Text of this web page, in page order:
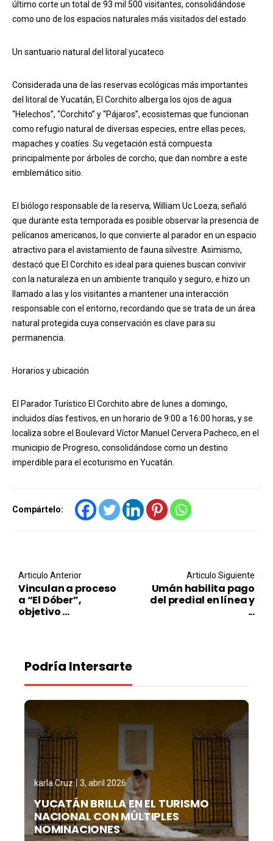
último corte un total de 93 mil 500 visitantes, consolidándose
como uno de los espacios naturales más visitados del estado.
Un santuario natural del litoral yucateco
Considerada una de las reservas ecológicas más importantes
del litoral de Yucatán, El Corchito alberga los ojos de agua
“Helechos”, “Corchito” y “Pájaros”, ecosistemas que funcionan
como refugio natural de diversas especies, entre ellas peces,
mapaches y coatíes. Su vegetación está compuesta
principalmente por árboles de corcho, que dan nombre a este
emblemático sitio.
El biólogo responsable de la reserva, William Uc Loeza, señaló
que durante esta temporada es posible observar la presencia de
pelícanos americanos, lo que convierte al parador en un espacio
atractivo para el avistamiento de fauna silvestre. Asimismo,
destacó que El Corchito es ideal para quienes buscan convivir
con la naturaleza en un ambiente tranquilo y seguro, e hizo un
llamado a las y los visitantes a mantener una interacción
responsable con el entorno, recordando que se trata de un área
natural protegida cuya conservación es clave para su
permanencia.
Horarios y ubicación
El Parador Turístico El Corchito abre de lunes a domingo,
incluidos días festivos, en un horario de 9:00 a 16:00 horas, y se
localiza sobre el Boulevard Víctor Manuel Cervera Pacheco, en el
municipio de Progreso, consolidándose como un destino
imperdible para el ecoturismo en Yucatán.
Compártelo:
Post navigation
Articulo Anterior
Vinculan a proceso
a “El Dóber”,
objetivo ...
Articulo Siguiente
Umán habilita pago
del predial en línea y
...
Podría Intersarte
karla Cruz 3, abril 2026
YUCATÁN BRILLA EN EL TURISMO
NACIONAL CON MÚLTIPLES
NOMINACIONES